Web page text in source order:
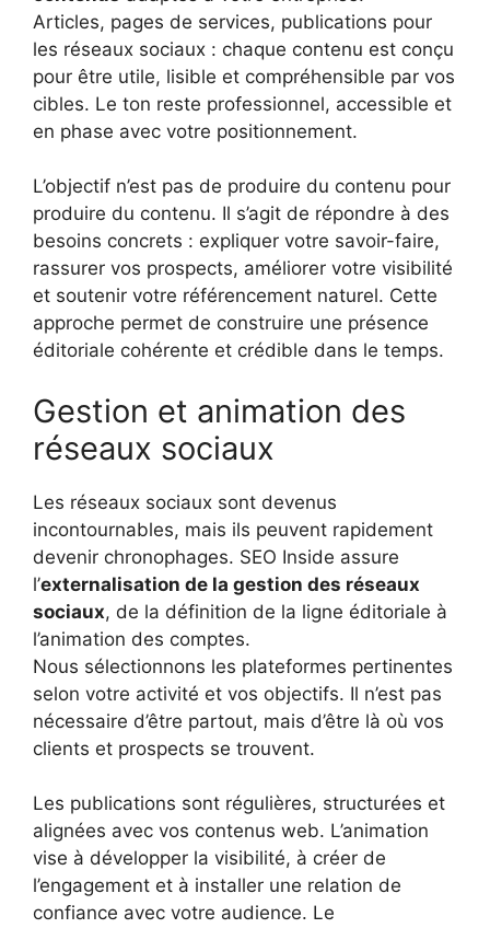
Articles, pages de services, publications pour
les réseaux sociaux : chaque contenu est conçu
pour être utile, lisible et compréhensible par vos
cibles. Le ton reste professionnel, accessible et
en phase avec votre positionnement.
L’objectif n’est pas de produire du contenu pour
produire du contenu. Il s’agit de répondre à des
besoins concrets : expliquer votre savoir-faire,
rassurer vos prospects, améliorer votre visibilité
et soutenir votre référencement naturel. Cette
approche permet de construire une présence
éditoriale cohérente et crédible dans le temps.
Gestion et animation des
réseaux sociaux
Les réseaux sociaux sont devenus
incontournables, mais ils peuvent rapidement
devenir chronophages. SEO Inside assure
l’externalisation de la gestion des réseaux
sociaux, de la définition de la ligne éditoriale à
l’animation des comptes.
Nous sélectionnons les plateformes pertinentes
selon votre activité et vos objectifs. Il n’est pas
nécessaire d’être partout, mais d’être là où vos
clients et prospects se trouvent.
Les publications sont régulières, structurées et
alignées avec vos contenus web. L’animation
vise à développer la visibilité, à créer de
l’engagement et à installer une relation de
confiance avec votre audience. Le